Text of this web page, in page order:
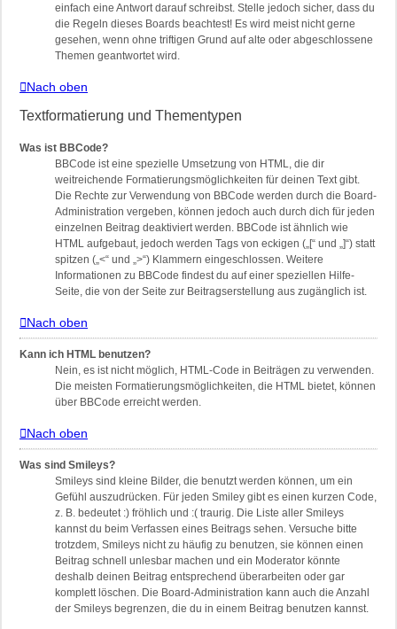
einfach eine Antwort darauf schreibst. Stelle jedoch sicher, dass du
die Regeln dieses Boards beachtest! Es wird meist nicht gerne
gesehen, wenn ohne triftigen Grund auf alte oder abgeschlossene
Themen geantwortet wird.
Nach oben
Textformatierung und Thementypen
Was ist BBCode?
BBCode ist eine spezielle Umsetzung von HTML, die dir
weitreichende Formatierungsmöglichkeiten für deinen Text gibt.
Die Rechte zur Verwendung von BBCode werden durch die Board-
Administration vergeben, können jedoch auch durch dich für jeden
einzelnen Beitrag deaktiviert werden. BBCode ist ähnlich wie
HTML aufgebaut, jedoch werden Tags von eckigen („[“ und „]“) statt
spitzen („<“ und „>“) Klammern eingeschlossen. Weitere
Informationen zu BBCode findest du auf einer speziellen Hilfe-
Seite, die von der Seite zur Beitragserstellung aus zugänglich ist.
Nach oben
Kann ich HTML benutzen?
Nein, es ist nicht möglich, HTML-Code in Beiträgen zu verwenden.
Die meisten Formatierungsmöglichkeiten, die HTML bietet, können
über BBCode erreicht werden.
Nach oben
Was sind Smileys?
Smileys sind kleine Bilder, die benutzt werden können, um ein
Gefühl auszudrücken. Für jeden Smiley gibt es einen kurzen Code,
z. B. bedeutet :) fröhlich und :( traurig. Die Liste aller Smileys
kannst du beim Verfassen eines Beitrags sehen. Versuche bitte
trotzdem, Smileys nicht zu häufig zu benutzen, sie können einen
Beitrag schnell unlesbar machen und ein Moderator könnte
deshalb deinen Beitrag entsprechend überarbeiten oder gar
komplett löschen. Die Board-Administration kann auch die Anzahl
der Smileys begrenzen, die du in einem Beitrag benutzen kannst.